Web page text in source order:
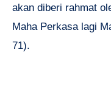
akan diberi rahmat
Maha Perkasa lagi
71).